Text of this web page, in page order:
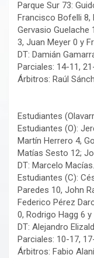
Parque Sur 73:
Francisco Bofelli 8,
Gervasio Guelache
3, Juan Meyer 0 y
DT: Damián
Parciales: 14-11,
Árbitros: Raúl
Estudiantes
Estudiantes (O):
Martín Herrero 4,
Matías Sesto 12;
DT: Marcelo Macías.
Estudiantes (C):
Paredes 10, John
Federico Pérez
0, Rodrigo Hagg 6
DT: Alejandro
Parciales: 10-17,
Árbitros: Fabio